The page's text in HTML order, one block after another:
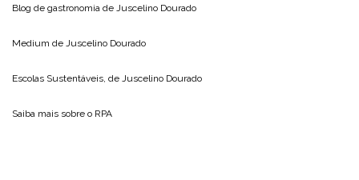
Blog de gastronomia de Juscelino Dourado
Medium de Juscelino Dourado
Escolas Sustentáveis, de Juscelino Dourado
Saiba mais sobre o RPA